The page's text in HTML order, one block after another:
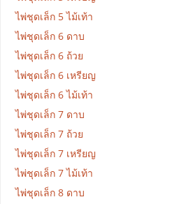
ไพ่ชุดเล็ก 5 ไม้เท้า
ไพ่ชุดเล็ก 6 ดาบ
ไพ่ชุดเล็ก 6 ถ้วย
ไพ่ชุดเล็ก 6 เหรียญ
ไพ่ชุดเล็ก 6 ไม้เท้า
ไพ่ชุดเล็ก 7 ดาบ
ไพ่ชุดเล็ก 7 ถ้วย
ไพ่ชุดเล็ก 7 เหรียญ
ไพ่ชุดเล็ก 7 ไม้เท้า
ไพ่ชุดเล็ก 8 ดาบ